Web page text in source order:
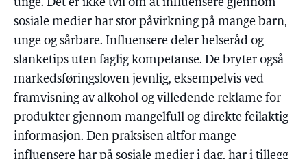
unge. Det er ikke tvil om at influensere gjennom
sosiale medier har stor påvirkning på mange barn,
unge og sårbare. Influensere deler helseråd og
slanketips uten faglig kompetanse. De bryter også
markedsføringsloven jevnlig, eksempelvis ved
framvisning av alkohol og villedende reklame for
produkter gjennom mangelfull og direkte feilaktig
informasjon. Den praksisen altfor mange
influensere har på sosiale medier i dag, har i tillegg